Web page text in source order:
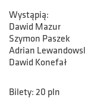
Wystąpią:
Dawid Mazur
Szymon Paszek
Adrian
Dawid Konefał
Bilety: 20 pln